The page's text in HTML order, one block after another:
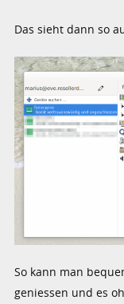
Das sieht dann so
So kann man
geniessen und es